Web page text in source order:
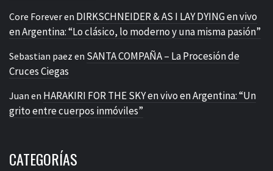
Core Foreveren DIRKSCHNEIDER & AS I LAY DYING en vivo
en Argentina: “Lo clásico, lo moderno y una misma pasión”
Sebastian paez en SANTA COMPAÑA – La Procesión de
Cruces Ciegas
Juan en HARAKIRI FOR THE SKY en vivo en Argentina: “Un
grito entre cuerpos inmóviles”
CATEGORÍAS